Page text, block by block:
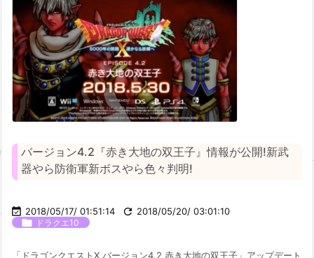
バージョン4.2『赤き大地の双王子』情報が公開!新武
器やら防衛軍新ボスやら色々判明!
 2018/05/17/ 01:51:14  2018/05/20/ 03:01:10
 ドラクエ10
「ドラゴンクエストX バージョン4.2 赤き大地の双王子」アップデート